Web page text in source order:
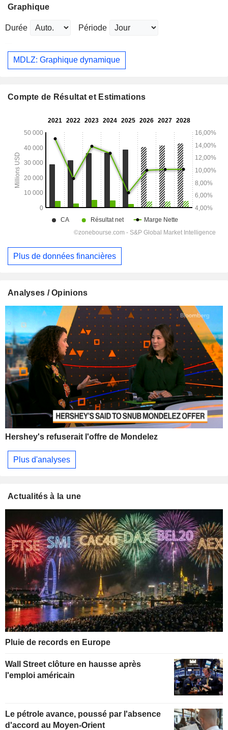
Graphique
Durée Période
MDLZ: Graphique dynamique
Compte de Résultat et Estimations
Plus de données financières
Analyses / Opinions
Hershey's refuserait l'offre de Mondelez
Plus d'analyses
Actualités à la une
Pluie de records en Europe
Wall Street clôture en hausse après
l'emploi américain
Le pétrole avance, poussé par l'absence
d'accord au Moyen-Orient